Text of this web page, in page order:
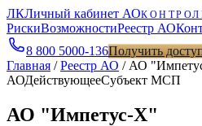
ЛКЛичный кабинет АО
РискиВозможностиРеестр АО
8 800 5000-136Получить
Главная /Реестр АО / АО
АОДействующееСубъект МСП
АО "Импетус-Х"